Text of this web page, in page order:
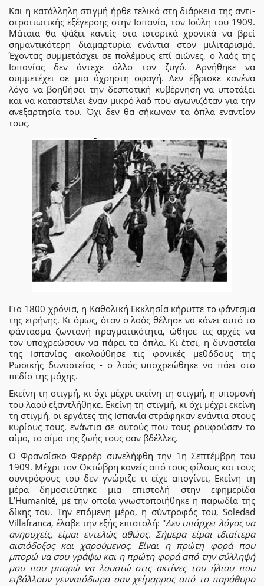
Και η κατάλληλη στιγμή ήρθε τελικά στη διάρκεια της αντι-
στρατιωτικής εξέγερσης στην Ισπανία, τον Ιούλη του 1909.
Μάταια θα ψάξει κανείς στα ιστορικά χρονικά να βρεί
σημαντικότερη διαμαρτυρία ενάντια στον μιλιταρισμό.
Έχοντας συμμετάσχει σε πολέμους επί αιώνες, ο λαός της
Ισπανίας δεν άντεχε άλλο τον ζυγό. Αρνήθηκε να
συμμετέχει σε μια άχρηστη σφαγή. Δεν έβρισκε κανένα
λόγο να βοηθήσει την δεσποτική κυβέρνηση να υποτάξει
και να καταστείλει έναν μικρό λαό που αγωνιζόταν για την
ανεξαρτησία του. Όχι δεν θα σήκωναν τα όπλα εναντίον
τους.
Για 1800 χρόνια, η Καθολική Εκκλησία κήρυττε το φάντσμα
της ειρήνης. Κι όμως, όταν ο λαός θέλησε να κάνει αυτό το
φάντασμα ζωντανή πραγματικότητα, ώθησε τις αρχές να
τον υποχρεώσουν να πάρει τα όπλα. Κι έτσι, η δυναστεία
της Ισπανίας ακολούθησε τις φονικές μεθόδους της
Ρωσικής δυναστείας - ο λαός υποχρεώθηκε να πάει στο
πεδίο της μάχης.
Εκείνη τη στιγμή, κι όχι μέχρι εκείνη τη στιγμή, η υπομονή
του λαού εξαντλήθηκε. Εκείνη τη στιγμή, κι όχι μέχρι εκείνη
τη στιγμή, οι εργάτες της Ισπανία στράφηκαν ενάντια στους
κυρίους τους, ενάντια σε αυτούς που τους ρουφούσαν το
αίμα, το αίμα της ζωής τους σαν βδέλλες.
Ο Φρανσίσκο Φερρέρ συνελήφθη την 1η Σεπτέμβρη του
1909. Μέχρι τον Οκτώβρη κανείς από τους φίλους και τους
συντρόφους του δεν γνώριζε τι είχε απογίνει, Εκείνη τη
μέρα δημοσιεύτηκε μια επιστολή στην εφημερίδα
L’Humanité, με την οποία γνωστοποιήθηκε η παρωδία της
δίκης του. Την επόμενη μέρα, η σύντροφός του, Soledad
Villafranca, έλαβε την εξής επιστολή: ''Δεν υπάρχει λόγος να
ανησυχείς, είμαι εντελώς αθώος. Σήμερα είμαι ιδιαίτερα
αισιόδοξος και χαρούμενος. Είναι η πρώτη φορά που
μπορώ να σου γράψω και η πρώτη φορά από την σύλληψή
μου που μπορώ να λουστώ στις ακτίνες του ήλιου που
ειβάλλουν γενναιόδωρα σαν χείμαρρος από το παράθυρο